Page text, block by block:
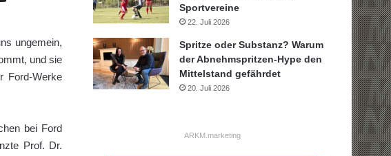
ungemein,
und sie
Ford-Werke
bei Ford
Prof. Dr.
Sportvereine
22. Juli 2026
Spritze oder Substanz? Warum
der Abnehmspritzen-Hype den
Mittelstand gefährdet
20. Juli 2026
ARKM.marketing